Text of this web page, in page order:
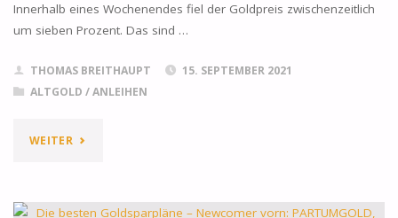
Innerhalb eines Wochenendes fiel der Goldpreis zwischenzeitlich
um sieben Prozent. Das sind …
THOMAS BREITHAUPT
15. SEPTEMBER 2021
ALTGOLD /ANLEIHEN
WEITER"DAHER
DIE